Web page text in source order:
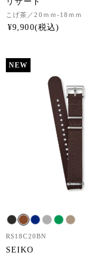
こげ茶 ／20ｍｍ-18ｍｍ
¥9,900
NEW
RS18C20BN
SEIKO